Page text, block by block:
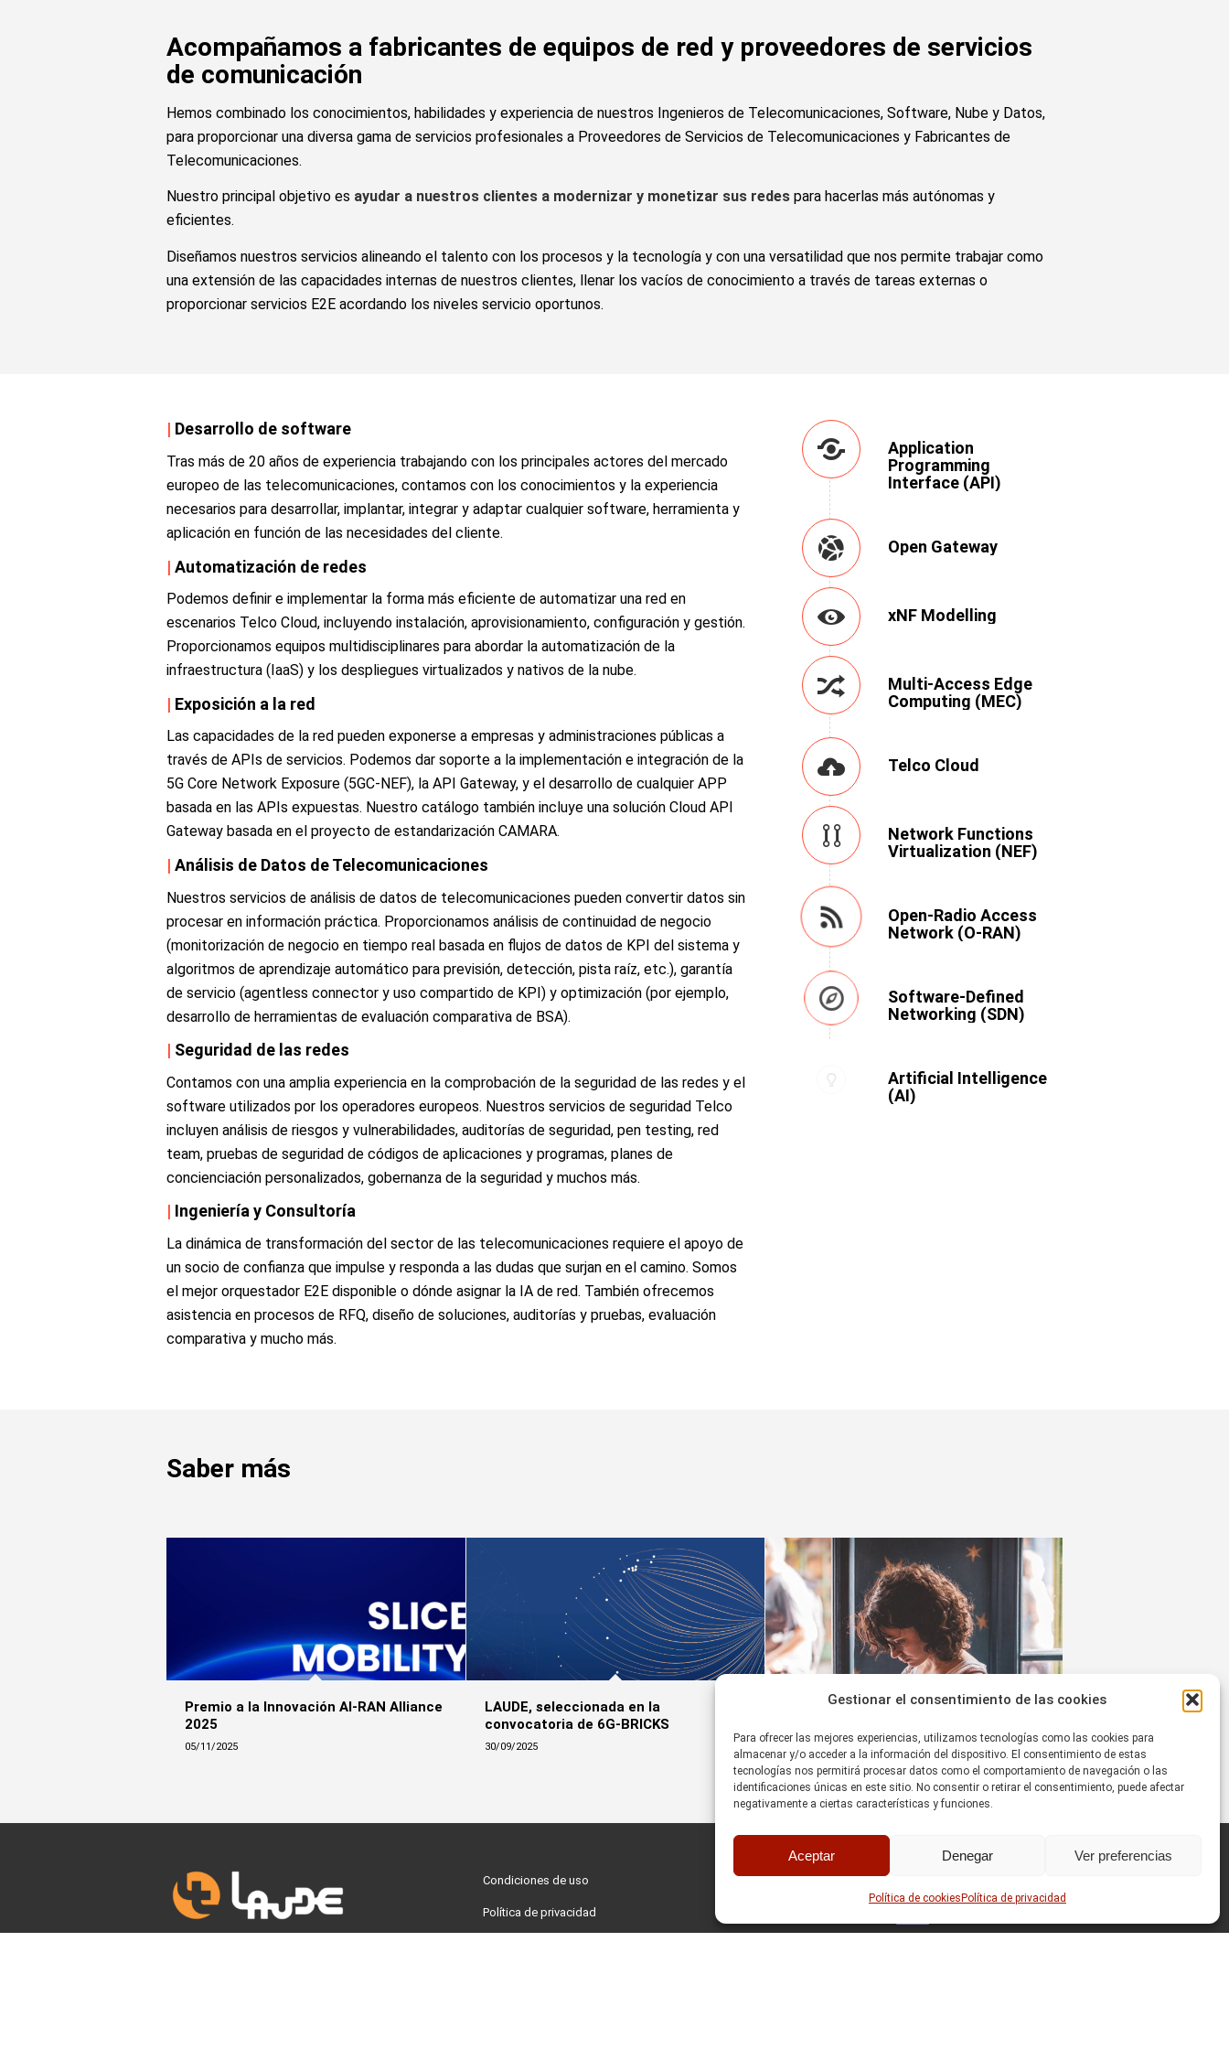
Gestionar el consentimiento de las cookies
Para ofrecer las mejores experiencias, utilizamos tecnologías como las cookies para
almacenar y/o acceder a la información del dispositivo. El consentimiento de estas
tecnologías nos permitirá procesar datos como el comportamiento de navegación o las
identificaciones únicas en este sitio. No consentir o retirar el consentimiento, puede afectar
negativamente a ciertas características y funciones.
Aceptar Denegar Ver preferencias
Política de cookies Política de privacidad
Acompañamos a fabricantes de equipos de red y proveedores de servicios
de comunicación
Hemos combinado los conocimientos, habilidades y experiencia de nuestros Ingenieros de Telecomunicaciones, Software, Nube y Datos,
para proporcionar una diversa gama de servicios profesionales a Proveedores de Servicios de Telecomunicaciones y Fabricantes de
Telecomunicaciones.
Nuestro principal objetivo es ayudar a nuestros clientes a modernizar y monetizar sus redes para hacerlas más autónomas y
eficientes.
Diseñamos nuestros servicios alineando el talento con los procesos y la tecnología y con una versatilidad que nos permite trabajar como
una extensión de las capacidades internas de nuestros clientes, llenar los vacíos de conocimiento a través de tareas externas o
proporcionar servicios E2E acordando los niveles servicio oportunos.
| Desarrollo de software
Tras más de 20 años de experiencia trabajando con los principales actores del mercado
europeo de las telecomunicaciones, contamos con los conocimientos y la experiencia
necesarios para desarrollar, implantar, integrar y adaptar cualquier software, herramienta y
aplicación en función de las necesidades del cliente.
| Automatización de redes
Podemos definir e implementar la forma más eficiente de automatizar una red en
escenarios Telco Cloud, incluyendo instalación, aprovisionamiento, configuración y gestión.
Proporcionamos equipos multidisciplinares para abordar la automatización de la
infraestructura (IaaS) y los despliegues virtualizados y nativos de la nube.
| Exposición a la red
Las capacidades de la red pueden exponerse a empresas y administraciones públicas a
través de APIs de servicios. Podemos dar soporte a la implementación e integración de la
5G Core Network Exposure (5GC-NEF), la API Gateway, y el desarrollo de cualquier APP
basada en las APIs expuestas. Nuestro catálogo también incluye una solución Cloud API
Gateway basada en el proyecto de estandarización CAMARA.
| Análisis de Datos de Telecomunicaciones
Nuestros servicios de análisis de datos de telecomunicaciones pueden convertir datos sin
procesar en información práctica. Proporcionamos análisis de continuidad de negocio
(monitorización de negocio en tiempo real basada en flujos de datos de KPI del sistema y
algoritmos de aprendizaje automático para previsión, detección, pista raíz, etc.), garantía
de servicio (agentless connector y uso compartido de KPI) y optimización (por ejemplo,
desarrollo de herramientas de evaluación comparativa de BSA).
| Seguridad de las redes
Contamos con una amplia experiencia en la comprobación de la seguridad de las redes y el
software utilizados por los operadores europeos. Nuestros servicios de seguridad Telco
incluyen análisis de riesgos y vulnerabilidades, auditorías de seguridad, pen testing, red
team, pruebas de seguridad de códigos de aplicaciones y programas, planes de
concienciación personalizados, gobernanza de la seguridad y muchos más.
| Ingeniería y Consultoría
La dinámica de transformación del sector de las telecomunicaciones requiere el apoyo de
un socio de confianza que impulse y responda a las dudas que surjan en el camino. Somos
el mejor orquestador E2E disponible o dónde asignar la IA de red. También ofrecemos
asistencia en procesos de RFQ, diseño de soluciones, auditorías y pruebas, evaluación
comparativa y mucho más.
Application
Programming
Interface (API)
Open Gateway
xNF Modelling
Multi-Access Edge
Computing (MEC)
Telco Cloud
Network Functions
Virtualization (NEF)
Open-Radio Access
Network (O-RAN)
Software-Defined
Networking (SDN)
Artificial Intelligence
(AI)
Saber más
Premio a la Innovación AI-RAN Alliance
2025
05/11/2025
LAUDE, seleccionada en la
convocatoria de 6G-BRICKS
30/09/2025
Innovación al servicio de la seguridad
23/09/2025
Condiciones de uso
Política de privacidad